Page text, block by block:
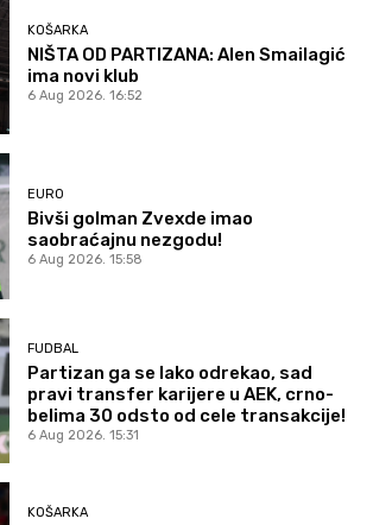
KOŠARKA
NIŠTA OD PARTIZANA: Alen Smailagić
ima novi klub
6 Aug 2026. 16:52
EURO
Bivši golman Zvexde imao
saobraćajnu nezgodu!
6 Aug 2026. 15:58
FUDBAL
Partizan ga se lako odrekao, sad
pravi transfer karijere u AEK, crno-
belima 30 odsto od cele transakcije!
6 Aug 2026. 15:31
KOŠARKA